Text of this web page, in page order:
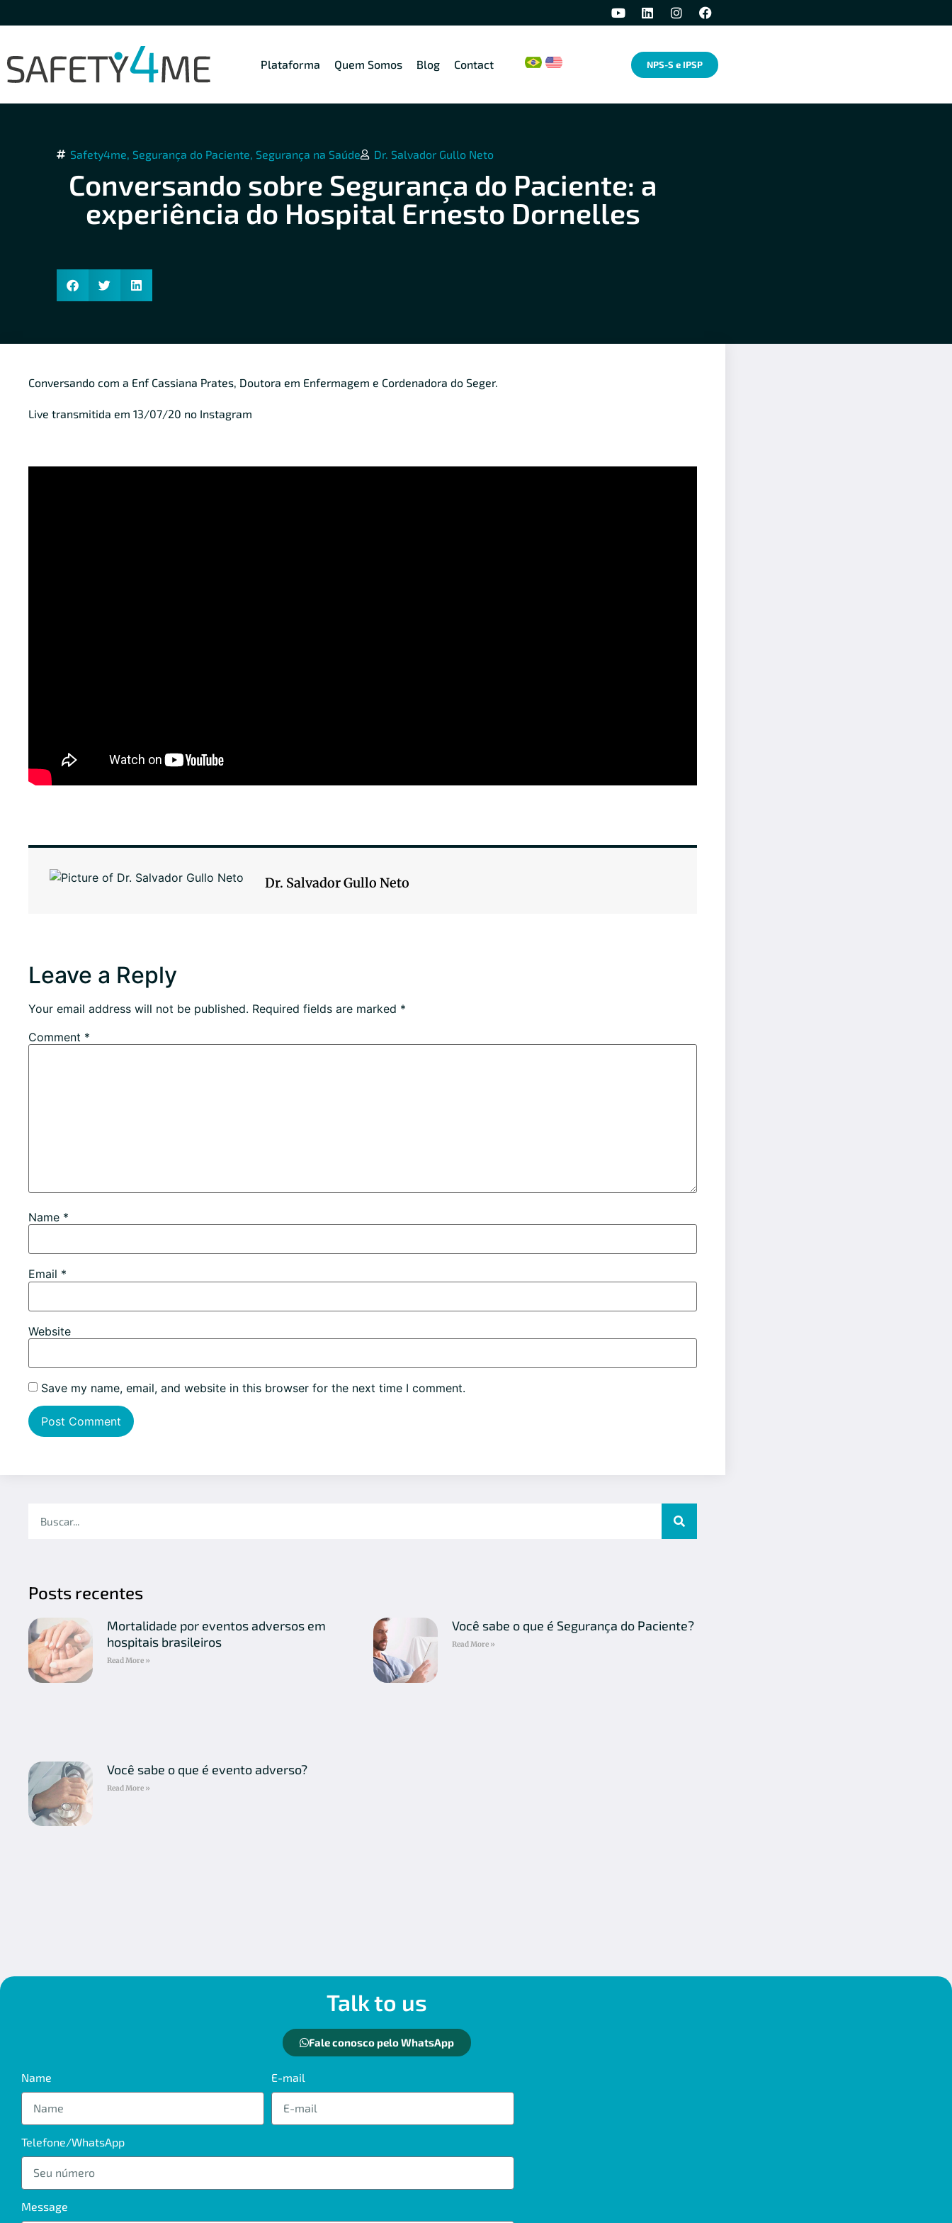
Plataforma Quem Somos Blog Contact NPS-S e IPSP
Safety4me, Segurança do Paciente, Segurança na Saúde Dr. Salvador Gullo Neto
Conversando sobre Segurança do Paciente: a
experiência do Hospital Ernesto Dornelles
Conversando com a Enf Cassiana Prates, Doutora em Enfermagem e Cordenadora do Seger.
Live transmitida em 13/07/20 no Instagram
Dr. Salvador Gullo Neto
Leave a Reply
Your email address will not be published. Required fields are marked *
Comment *
Name *
Email *
Website
Save my name, email, and website in this browser for the next time I comment.
Posts recentes
Mortalidade por eventos adversos em
hospitais brasileiros
Read More »
Você sabe o que é Segurança do Paciente?
Read More »
Você sabe o que é evento adverso?
Read More »
Talk to us
Fale conosco pelo WhatsApp
Name E-mail
Telefone/WhatsApp
Message